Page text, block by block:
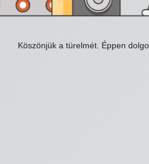
Köszönjük a türelmét. Éppen